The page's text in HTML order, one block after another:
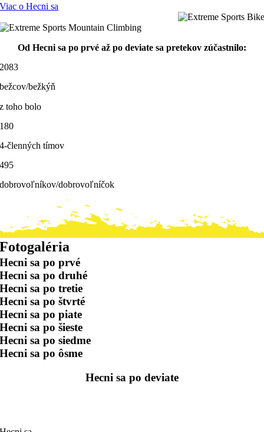
Viac o Hecni sa
Od Hecni sa po prvé až po deviate sa pretekov zúčastnilo:
2083
bežcov/bežkýň
z toho bolo
180
4-členných tímov
495
dobrovoľníkov/dobrovoľníčok
Fotogaléria
Hecni sa po prvé
Hecni sa po druhé
Hecni sa po tretie
Hecni sa po štvrté
Hecni sa po piate
Hecni sa po šieste
Hecni sa po siedme
Hecni sa po ôsme
Hecni sa po deviate